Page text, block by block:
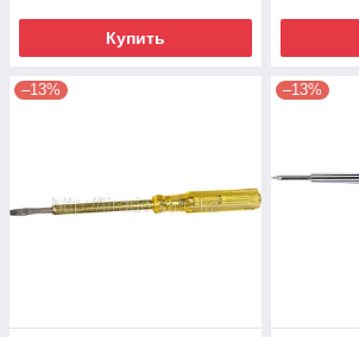
Купить
–13% –13%